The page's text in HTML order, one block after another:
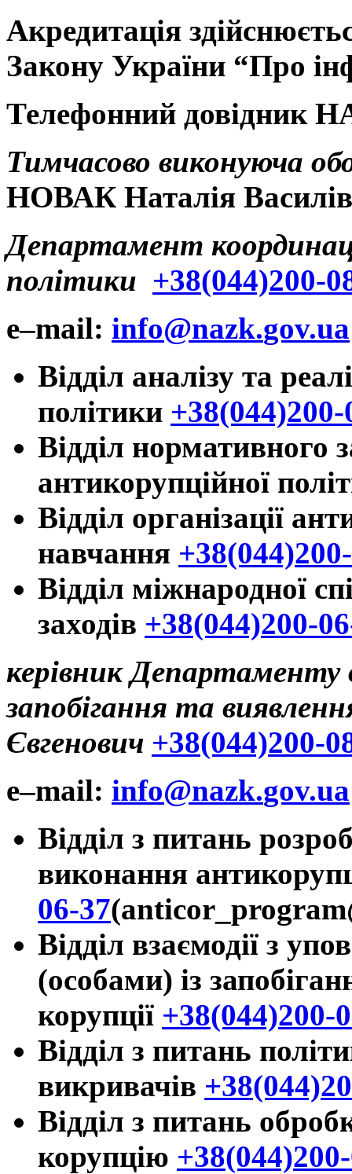
Акредитація
Закону України “Про
Телефонний довідник
Тимчасово виконуюча
НОВАК Наталія
Департамент
політики +38(044)200-
e–mail: info@nazk.gov.ua
Відділ аналізу та
політики
Відділ нормативного
антикорупційної
Відділ організації
навчання
Відділ міжнародної
заходів +38(044)200-
керівник Департаменту
запобігання та
Євгенович +38(044)200-
e–mail: info@nazk.gov.ua
Відділ з питань
виконання
06-37(anticor program
Відділ взаємодії з
(особами) із
корупції +38(044)200-
Відділ з питань
викривачів
Відділ з питань
корупцію